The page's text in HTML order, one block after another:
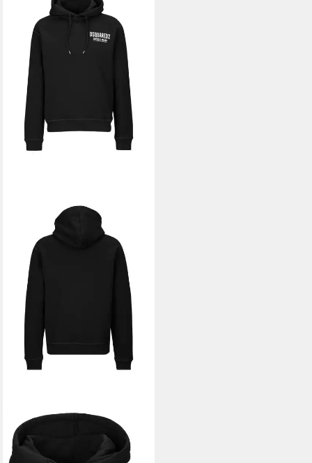
DSQUARED2
Hoodie Ceresio
9 Cool Hoodie
171,90 €
389,90 €